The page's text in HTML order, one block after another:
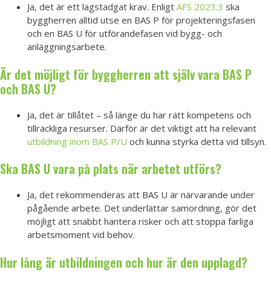
Ja, det är ett lagstadgat krav. Enligt AFS 2023:3 ska
byggherren alltid utse en BAS P för projekteringsfasen
och en BAS U för utförandefasen vid bygg- och
anläggningsarbete.
Är det möjligt för byggherren att själv vara BAS P
och BAS U?
Ja, det är tillåtet – så länge du har rätt kompetens och
tillräckliga resurser. Därför är det viktigt att ha relevant
utbildning inom BAS P/U och kunna styrka detta vid tillsyn.
Ska BAS U vara på plats när arbetet utförs?
Ja, det rekommenderas att BAS U är närvarande under
pågående arbete. Det underlättar samordning, gör det
möjligt att snabbt hantera risker och att stoppa farliga
arbetsmoment vid behov.
Hur lång är utbildningen och hur är den upplagd?